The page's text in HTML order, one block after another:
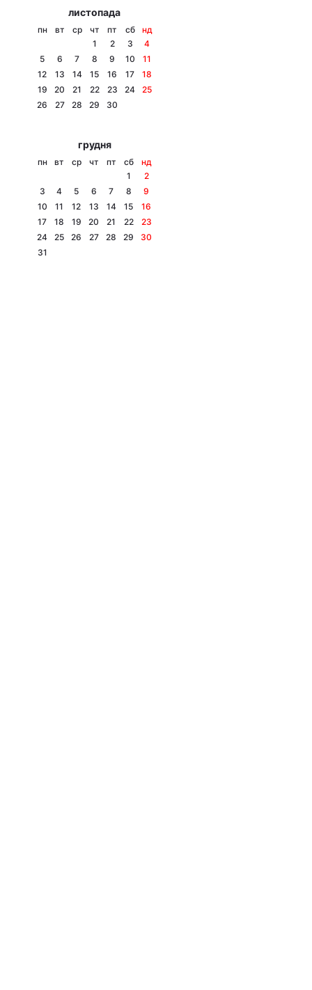
листопада
пн вт ср чт пт сб
нд
1
2 3
4
5
6 7 8 9 10
11
12
13 14 15 16 17
18
19
20 21 22 23 24
25
26
27 28 29 30
грудня
пн вт ср чт пт сб
нд
1
2
3
4 5 6 7 8
9
10
11 12 13 14 15
16
17
18 19 20 21 22
23
24
25 26 27 28 29
30
31